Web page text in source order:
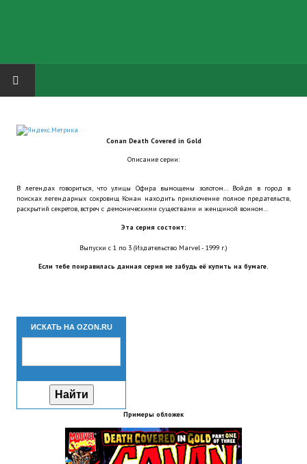
Русская биржа
Теневой кардинал для Обливиона
Aliens vs Predator 2 (Русские субтитры)
Новый ГГ
Работы Alexandra10
Kitana HGEC
Apella CBBE SSE BodySlide (with Physics)
Conan Death Covered in Gold
Описание серии:
В легендах говориться, что улицы Офира вымощены золотом… Войдя в город в
поисках легендарных сокровищ Конан находить приключение полное предательств,
раскрытий секретов, встреч с демоническими существами и женщиной воином…
Эта серия состоит:
Выпуски с 1 по 3 (Издательство Marvel - 1999 г.)
Если тебе понравилась данная серия не забудь её купить на бумаге.
ИСКАТЬ НА OZON.RU
Примеры обложек